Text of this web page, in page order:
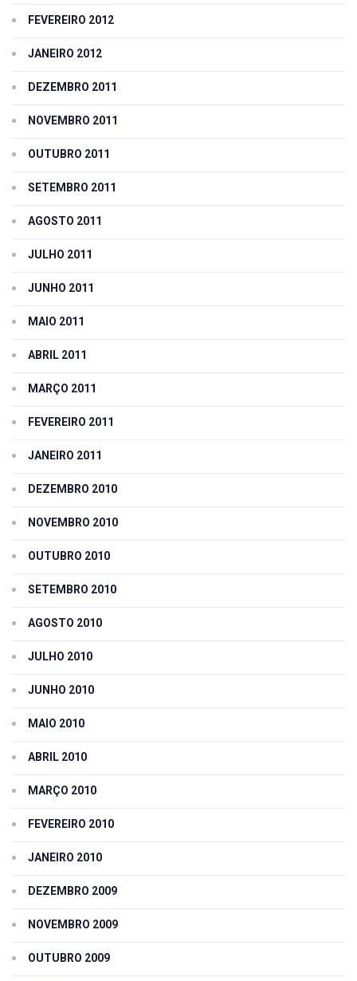
FEVEREIRO 2012
JANEIRO 2012
DEZEMBRO 2011
NOVEMBRO 2011
OUTUBRO 2011
SETEMBRO 2011
AGOSTO 2011
JULHO 2011
JUNHO 2011
MAIO 2011
ABRIL 2011
MARÇO 2011
FEVEREIRO 2011
JANEIRO 2011
DEZEMBRO 2010
NOVEMBRO 2010
OUTUBRO 2010
SETEMBRO 2010
AGOSTO 2010
JULHO 2010
JUNHO 2010
MAIO 2010
ABRIL 2010
MARÇO 2010
FEVEREIRO 2010
JANEIRO 2010
DEZEMBRO 2009
NOVEMBRO 2009
OUTUBRO 2009